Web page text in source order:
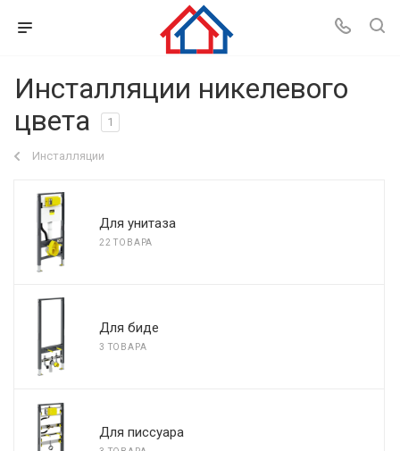
Инсталляции никелевого
цвета
1
Инсталляции
Для унитаза
22 ТОВАРА
Для биде
3 ТОВАРА
Для писсуара